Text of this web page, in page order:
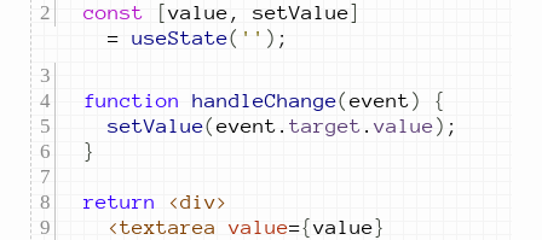
const
[value , setValue]
= useState( '' ) ;
function handleChange( event)
{
setValue( event . target . value) ;
}
return
<div>
<textarea
value={value}